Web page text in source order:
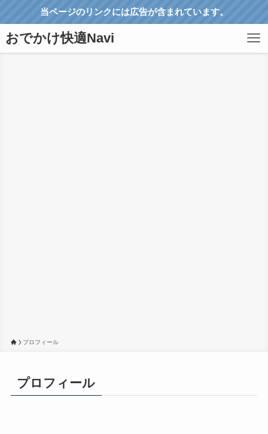
当ページのリンクには広告が含まれています。
おでかけ快適Navi
プロフィール
プロフィール